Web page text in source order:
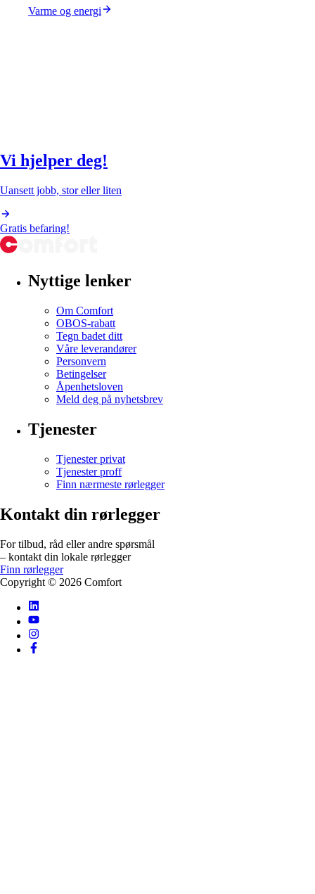
Varme og energi
Vi hjelper deg!
Uansett jobb, stor eller liten
Gratis befaring!
Nyttige lenker
Om Comfort
OBOS-rabatt
Tegn badet ditt
Våre leverandører
Personvern
Betingelser
Åpenhetsloven
Meld deg på nyhetsbrev
Tjenester
Tjenester privat
Tjenester proff
Finn nærmeste rørlegger
Kontakt din rørlegger
For tilbud, råd eller andre spørsmål
– kontakt din lokale rørlegger
Finn rørlegger
Copyright © 2026 Comfort